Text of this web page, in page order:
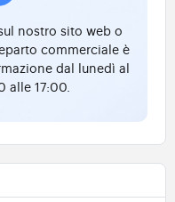
nostro sito web o
commerciale è
dal lunedì al
alle 17:00.